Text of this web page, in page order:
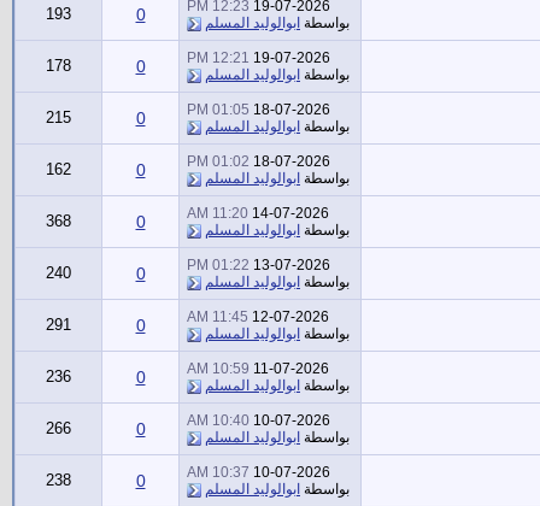
19-07-2026
12:23 PM
بواسطة ابوالوليد المسلم 0
193
19-07-2026
12:21 PM
بواسطة ابوالوليد المسلم 0
178
18-07-2026
01:05 PM
بواسطة ابوالوليد المسلم 0
215
18-07-2026
01:02 PM
بواسطة ابوالوليد المسلم 0
162
14-07-2026
11:20 AM
بواسطة ابوالوليد المسلم 0
368
13-07-2026
01:22 PM
بواسطة ابوالوليد المسلم 0
240
12-07-2026
11:45 AM
بواسطة ابوالوليد المسلم 0
291
11-07-2026
10:59 AM
بواسطة ابوالوليد المسلم 0
236
10-07-2026
10:40 AM
بواسطة ابوالوليد المسلم 0
266
10-07-2026
10:37 AM
بواسطة ابوالوليد المسلم 0
238